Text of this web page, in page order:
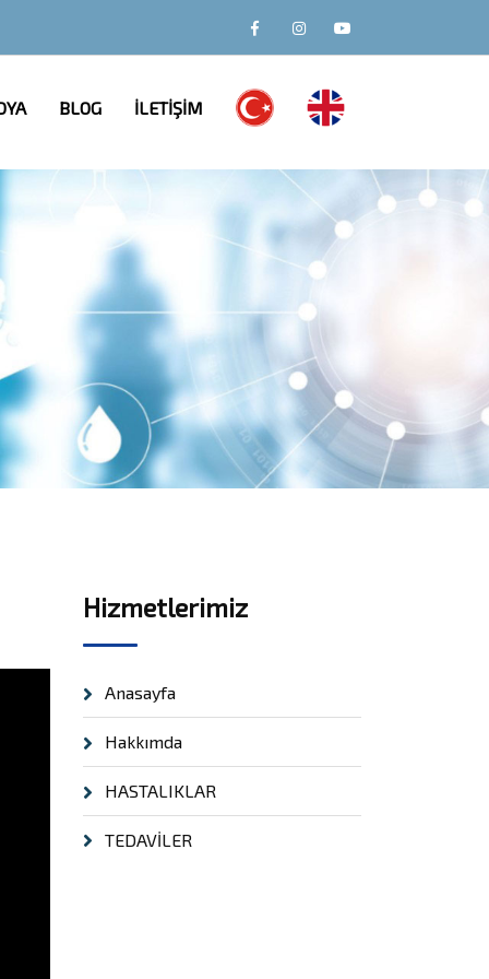
BLOG İLETİŞİM
Hizmetlerimiz
Anasayfa
Hakkımda
HASTALIKLAR
TEDAVİLER